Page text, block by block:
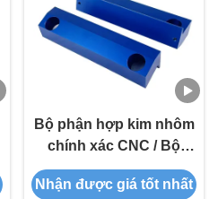
Bộ phận hợp kim nhôm
chính xác CNC / Bộ
phận gia công CNC
anodized
Nhận được giá tốt nhất